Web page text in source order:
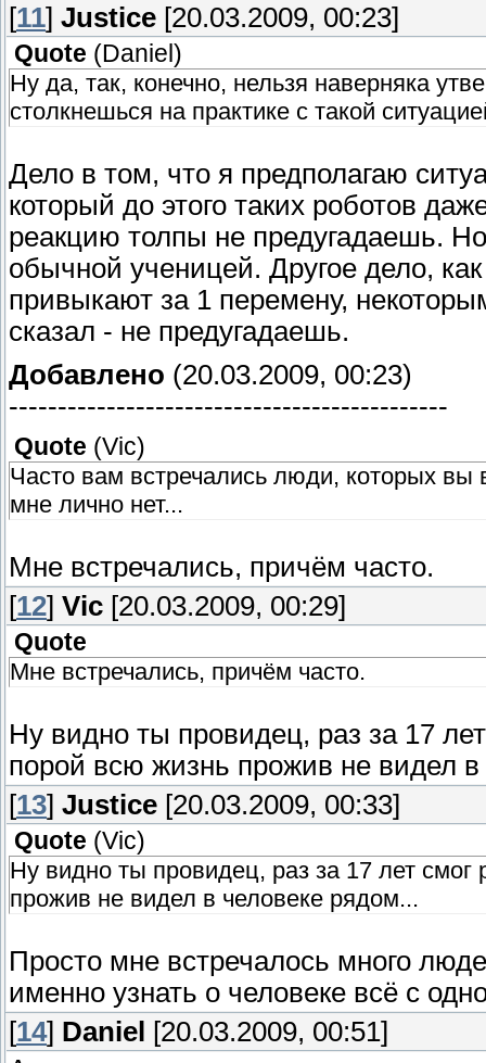
[11] Justice [20.03.2009, 00:23]
Quote (Daniel )
Ну да, так, конечно, нельзя наверняка
столкнешься на практике с такой
Дело в том, что я предполагаю
который до этого таких роботов
реакцию толпы не предугадаешь.
обычной ученицей. Другое дело,
привыкают за 1 перемену,
сказал - не предугадаешь.
Добавлено (20.03.2009, 00:23)
---------------------------------------------
Quote (Vic)
Часто вам встречались люди, которых
мне лично нет...
Мне встречались, причём часто.
[12] Vic [20.03.2009, 00:29]
Quote
Мне встречались, причём часто.
Ну видно ты провидец, раз за 17
порой всю жизнь прожив не видел
[13] Justice [20.03.2009, 00:33]
Quote (Vic)
Ну видно ты провидец, раз за 17 лет
прожив не видел в человеке рядом...
Просто мне встречалось много
именно узнать о человеке всё с
[14] Daniel
[20.03.2009, 00:51]